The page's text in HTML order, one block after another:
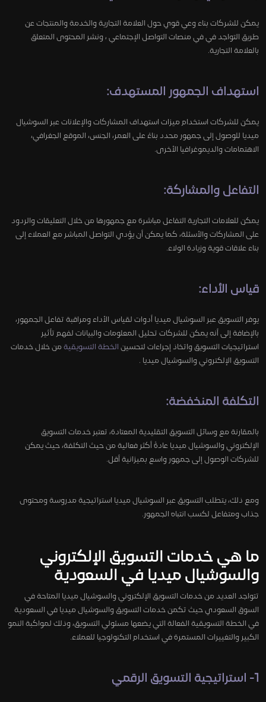
يمكن للشركات بناء وعي قوي حول العلامة التجارية والخدمة والمنتجات عن
طريق التواجد في في منصات التواصل الإجتماعي ، ونشر المحتوى المتعلق
بالعلامة التجارية.
استهداف الجمهور المستهدف:
يمكن للشركات استخدام ميزات استهداف المشاركات والإعلانات عبر السوشيال
ميديا للوصول إلى جمهور محدد بناءً على العمر، الجنس، الموقع الجغرافي،
الاهتمامات والديموغرافيا الأخرى.
التفاعل والمشاركة:
يمكن للعلامات التجارية التفاعل مباشرة مع جمهورها من خلال التعليقات والردود
على المشاركات والأسئلة، كما يمكن أن يؤدي التواصل المباشر مع العملاء إلى
بناء علاقات قوية وزيادة الولاء.
قياس الأداء:
يوفر التسويق عبر السوشيال ميديا أدوات لقياس الأداء ومراقبة تفاعل الجمهور،
بالإضافة إلى أنه يمكن للشركات تحليل المعلومات والبيانات لفهم تأثير
استراتيجيات التسويق واتخاذ إجراءات لتحسين
الخطة التسويقية من خلال خدمات
التسويق الإلكتروني والسوشيال ميديا .
التكلفة المنخفضة:
بالمقارنة مع وسائل التسويق التقليدية المعتادة، تعتبر خدمات التسويق
الإلكتروني والسوشيال ميديا عادةً أكثر فعالية من حيث التكلفة، حيث يمكن
للشركات الوصول إلى جمهور واسع بميزانية أقل.
ومع ذلك، يتطلب التسويق عبر السوشيال ميديا استراتيجية مدروسة ومحتوى
جذاب ومتفاعل لكسب انتباه الجمهور.
ما هي خدمات التسويق الإلكتروني
والسوشيال ميديا في السعودية
تتواجد العديد من خدمات التسويق الإلكتروني والسوشيال ميديا المتاحة في
السوق السعودي حيث تكمن خدمات التسويق والسوشيال ميديا في السعودية
في الخطة التسويقية الفعالة التي يضعها مسئولي التسويق، وذلك لمواكبة النمو
الكبير والتغييرات المستمرة في استخدام التكنولوجيا للعملاء.
1- استراتيجية التسويق الرقمي